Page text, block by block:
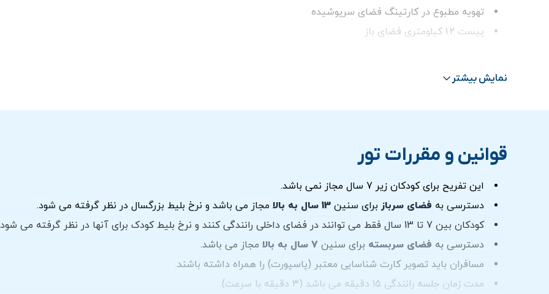
تهویه مطبوع در کارتینگ فضای سرپوشیده
پیست 1.2 کیلومتری فضای باز
تجربه کارتینگ با ماشین راحت و در کلاس جهانی
نمایش بیشتر
قوانین و مقررات تور
این تفریح برای کودکان زیر 7 سال مجاز نمی باشد.
دسترسی به فضای سرباز برای سنین 13 سال به بالا
مجاز می باشد و نرخ بلیط بزرگسال در نظر گرفته می شود.
کودکان بین 7 تا 13 سال فقط می توانند در فضای داخلی رانندگی کنند و نرخ بلیط کودک برای آنها در نظر گرفته می شود.
دسترسی به فضای سربسته برای سنین 7 سال به بالا
مجاز می باشد.
مسافران باید تصویر کارت شناسایی معتبر (پاسپورت) را همراه داشته باشند.
مدت زمان جلسه رانندگی ۱۵ دقیقه می باشد (۳ دقیقه با سرعت).